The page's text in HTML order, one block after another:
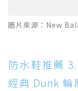
圖片來源：New
防水鞋推薦 3.
經典 Dunk 輪